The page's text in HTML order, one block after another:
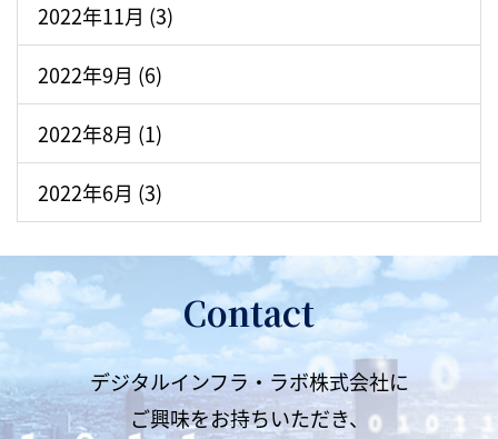
2022年11月 (3)
2022年9月 (6)
2022年8月 (1)
2022年6月 (3)
Contact
デジタルインフラ・ラボ株式会社に
ご興味をお持ちいただき、